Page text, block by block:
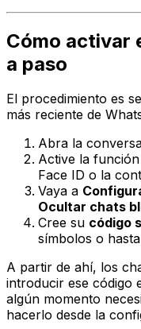
Cómo activar
a paso
El procedimiento es
más reciente de
Abra la
Active la función
Face ID o la
Vaya a
Ocultar chats
Cree su código
símbolos o
A partir de ahí, los
introducir ese código
algún momento
hacerlo desde la